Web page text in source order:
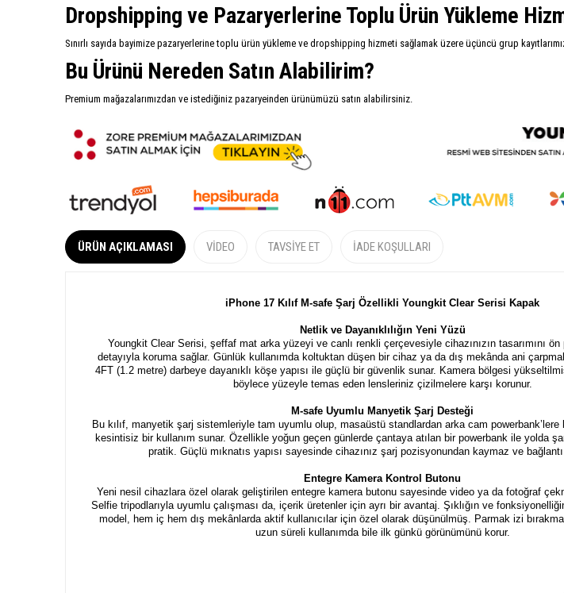
Dropshipping ve Pazaryerlerine Toplu Ürün Yükleme
Sınırlı sayıda bayimize pazaryerlerine toplu ürün yükleme ve dropshipping hizmeti sağlamak üzere üçüncü grup
Bu Ürünü Nereden Satın Alabilirim?
Premium mağazalarımızdan ve istediğiniz pazaryeinden ürünümüzü satın alabilirsiniz.
ÜRÜN AÇIKLAMASI VIDEO TAVSIYE ET İADE KOŞULLARI
iPhone 17 Kılıf M-safe Şarj Özellikli Youngkit Clear Serisi Kapak
Netlik ve Dayanıklılığın Yeni Yüzü
Youngkit Clear Serisi, şeffaf mat arka yüzeyi ve canlı renkli çerçevesiyle cihazınızın tasarımını ön
detayıyla koruma sağlar. Günlük kullanımda koltuktan düşen bir cihaz ya da dış mekânda ani
4FT (1.2 metre) darbeye dayanıklı köşe yapısı ile güçlü bir güvenlik sunar. Kamera bölgesi
böylece yüzeyle temas eden lensleriniz çizilmelere karşı korunur.
M-safe Uyumlu Manyetik Şarj Desteği
Bu kılıf, manyetik şarj sistemleriyle tam uyumlu olup, masaüstü standlardan arka cam
kesintisiz bir kullanım sunar. Özellikle yoğun geçen günlerde çantaya atılan bir powerbank ile yolda
pratik. Güçlü mıknatıs yapısı sayesinde cihazınız şarj pozisyonundan kaymaz ve
Entegre Kamera Kontrol Butonu
Yeni nesil cihazlara özel olarak geliştirilen entegre kamera butonu sayesinde video ya da fotoğraf
Selfie tripodlarıyla uyumlu çalışması da, içerik üretenler için ayrı bir avantaj. Şıklığın ve
model, hem iç hem dış mekânlarda aktif kullanıcılar için özel olarak düşünülmüş. Parmak izi
uzun süreli kullanımda bile ilk günkü görünümünü korur.